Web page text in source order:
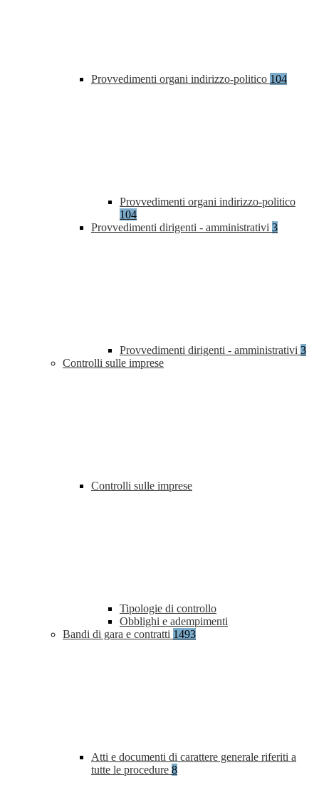
Provvedimenti organi indirizzo-politico 104
Provvedimenti organi indirizzo-politico
104
Provvedimenti dirigenti - amministrativi 3
Provvedimenti dirigenti - amministrativi 3
Controlli sulle imprese
Controlli sulle imprese
Tipologie di controllo
Obblighi e adempimenti
Bandi di gara e contratti 1493
Atti e documenti di carattere generale riferiti a
tutte le procedure 8